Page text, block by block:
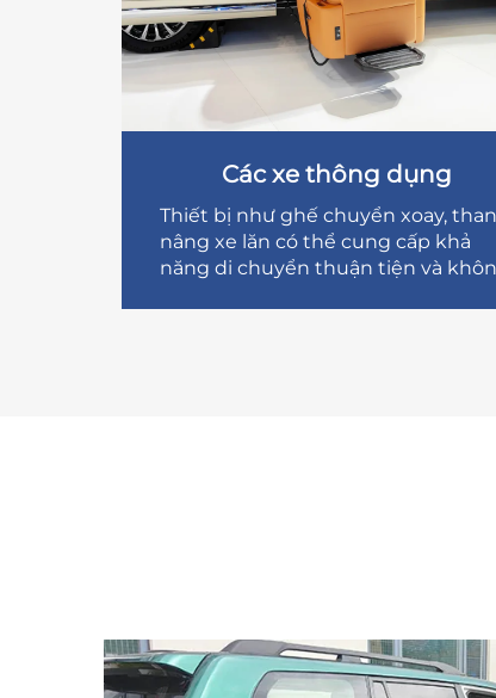
Các xe thông dụng
Thiết bị như ghế chuyển xoay,
nâng xe lăn có thể cung cấp khả
năng di chuyển thuận tiện và